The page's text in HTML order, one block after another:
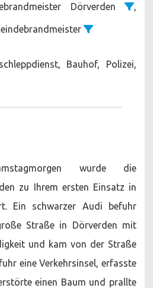
Dörverden
Bauhof, Polizei,
wurde die
zu Ihrem ersten Einsatz in
Ein schwarzer Audi befuhr
Straße in Dörverden mit
und kam von der Straße
eine Verkehrsinsel, erfasste
einen Baum und prallte